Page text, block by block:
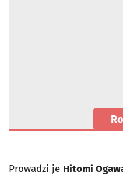
Prowadzi je Hitomi